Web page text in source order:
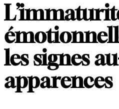
les signes
apparences